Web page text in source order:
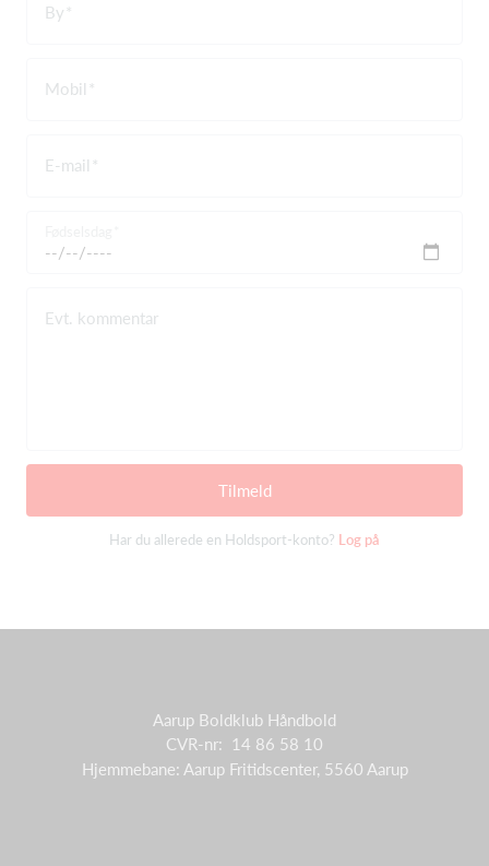
By
Mobil
E-mail
Evt. kommentar
Tilmeld
Har du allerede en Holdsport-konto? Log på
Aarup Boldklub Håndbold
CVR-nr: 14 86 58 10
Hjemmebane: Aarup Fritidscenter, 5560 Aarup